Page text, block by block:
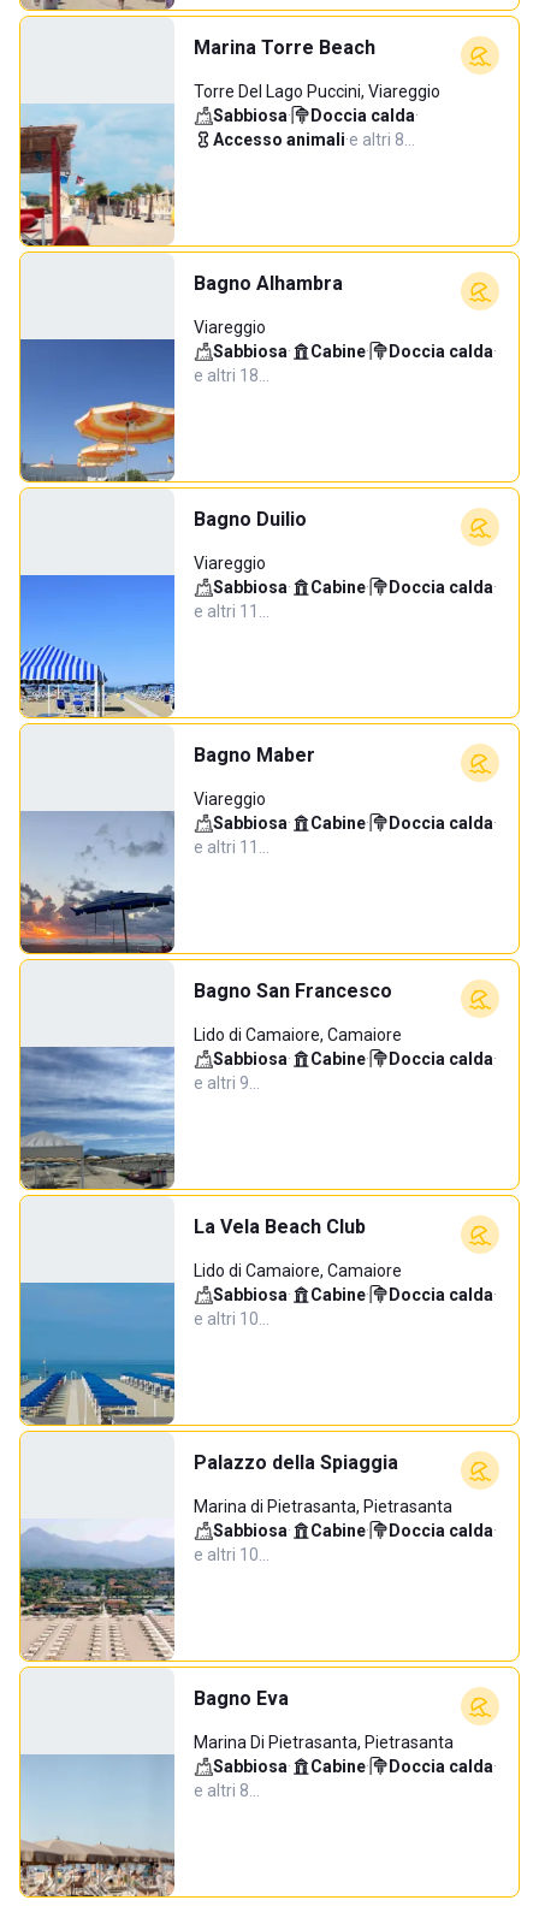
Marina Torre Beach
Torre Del Lago Puccini, Viareggio
Sabbiosa· Doccia calda·
Accesso animali·e altri 8…
Bagno Alhambra
Viareggio
Sabbiosa· Cabine· Doccia calda·
e altri 18…
Bagno Duilio
Viareggio
Sabbiosa· Cabine· Doccia calda·
e altri 11…
Bagno Maber
Viareggio
Sabbiosa· Cabine· Doccia calda·
e altri 11…
Bagno San Francesco
Lido di Camaiore, Camaiore
Sabbiosa· Cabine· Doccia calda·
e altri 9…
La Vela Beach Club
Lido di Camaiore, Camaiore
Sabbiosa· Cabine· Doccia calda·
e altri 10…
Palazzo della Spiaggia
Marina di Pietrasanta, Pietrasanta
Sabbiosa· Cabine· Doccia calda·
e altri 10…
Bagno Eva
Marina Di Pietrasanta, Pietrasanta
Sabbiosa· Cabine· Doccia calda·
e altri 8…